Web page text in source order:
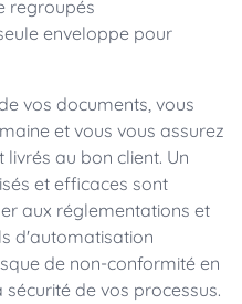
regroupés
enveloppe pour
vos documents, vous
et vous vous assurez
au bon client. Un
et efficaces sont
aux réglementations et
d'automatisation
de non-conformité en
de vos processus.